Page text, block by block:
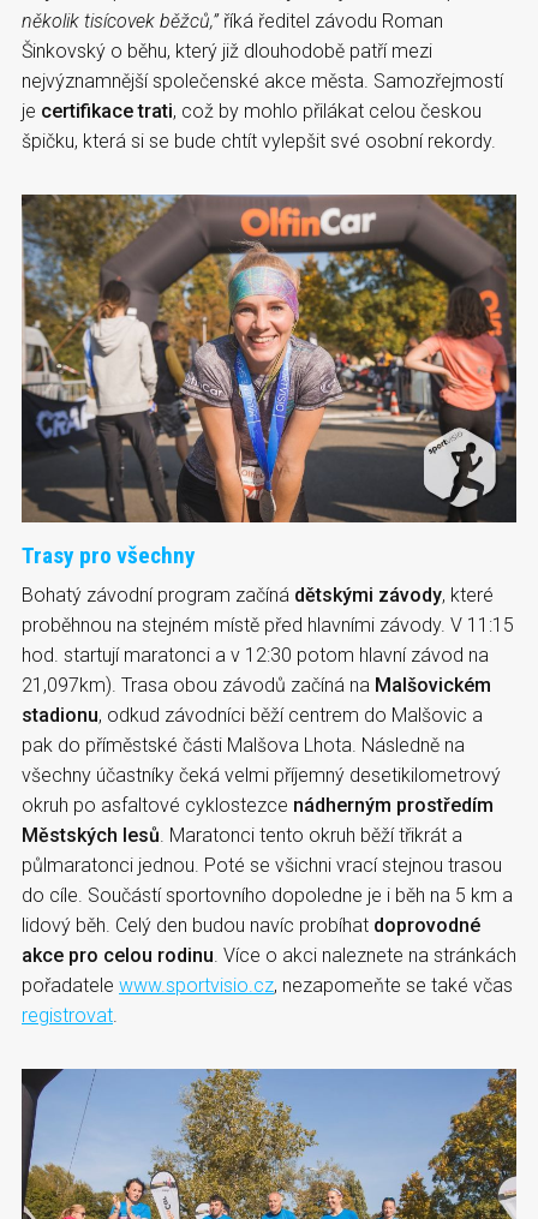
několik tisícovek běžců,”říká ředitel závodu Roman
Šinkovský o běhu, který již dlouhodobě patří mezi
nejvýznamnější společenské akce města. Samozřejmostí
je certifikace trati, což by mohlo přilákat celou českou
špičku, která si se bude chtít vylepšit své osobní rekordy.
Trasy pro všechny
Bohatý závodní program začíná dětskými závody, které
proběhnou na stejném místě před hlavními závody. V 11:15
hod. startují maratonci a v 12:30 potom hlavní závod na
21,097km). Trasa obou závodů začíná na Malšovickém
stadionu, odkud závodníci běží centrem do Malšovic a
pak do příměstské části Malšova Lhota. Následně na
všechny účastníky čeká velmi příjemný desetikilometrový
okruh po asfaltové cyklostezce nádherným prostředím
Městských lesů . Maratonci tento okruh běží třikrát a
půlmaratonci jednou. Poté se všichni vrací stejnou trasou
do cíle. Součástí sportovního dopoledne je i běh na 5 km a
lidový běh. Celý den budou navíc probíhat doprovodné
akce pro celou rodinu . Více o akci naleznete na stránkách
pořadatele www.sportvisio.cz, nezapomeňte se také včas
registrovat